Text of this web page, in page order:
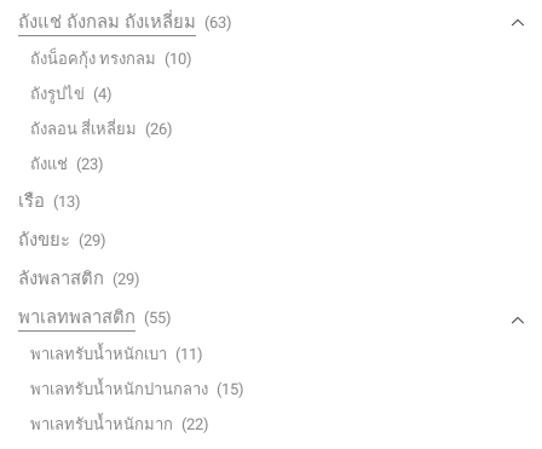
ถังแช่ ถังกลม ถังเหลี่ยม (63)
ถังน็อคกุ้ง ทรงกลม (10)
ถังรูปไข่ (4)
ถังลอน สี่เหลี่ยม (26)
ถังแช่ (23)
เรือ (13)
ถังขยะ (29)
ลังพลาสติก (29)
พาเลทพลาสติก (55)
พาเลทรับน้ำหนักเบา (11)
พาเลทรับน้ำหนักปานกลาง (15)
พาเลทรับน้ำหนักมาก (22)